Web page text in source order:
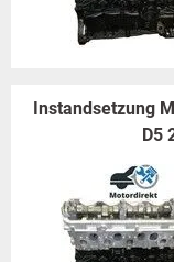
Instandsetzung
D5